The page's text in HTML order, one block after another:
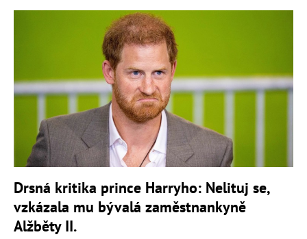
Drsná kritika prince Harryho: Nelituj se,
vzkázala mu bývalá zaměstnankyně
Alžběty II.